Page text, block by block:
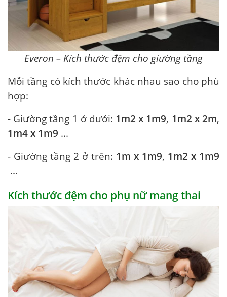
Everon – Kích thước đệm cho giường tầng
Mỗi tầng có kích thước khác nhau sao cho phù
hợp:
- Giường tầng 1 ở dưới: 1m2 x 1m9, 1m2 x 2m,
1m4 x 1m9 ...
- Giường tầng 2 ở trên: 1m x 1m9, 1m2 x 1m9
...
Kích thước đệm cho phụ nữ mang thai